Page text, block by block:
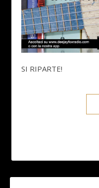
SI RIPARTE!